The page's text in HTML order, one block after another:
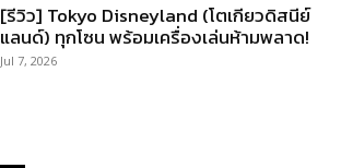
[รีวิว] Tokyo Disneyland (โตเกียวดิสนีย์
แลนด์) ทุกโซน พร้อมเครื่องเล่นห้ามพลาด!
Jul 7, 2026